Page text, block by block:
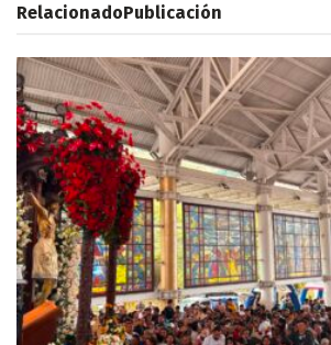
RelacionadoPublicación